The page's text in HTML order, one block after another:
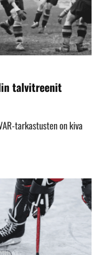
talvitreenit
tarkastusten on kiva